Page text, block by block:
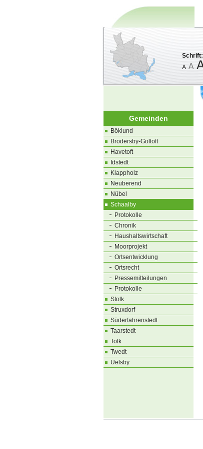
Schrift:
Gemeinden
Böklund
Brodersby-Goltoft
Havetoft
Idstedt
Klappholz
Neuberend
Nübel
Schaalby
Protokolle
Chronik
Haushaltswirtschaft
Moorprojekt
Ortsentwicklung
Ortsrecht
Pressemitteilungen
Protokolle
Stolk
Struxdorf
Süderfahrenstedt
Taarstedt
Tolk
Twedt
Uelsby